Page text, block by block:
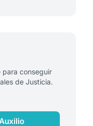
para conseguir
de Justicia.